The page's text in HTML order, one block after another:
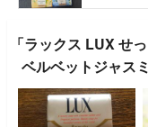
「ラックス LUX せ
ベルベットジャス